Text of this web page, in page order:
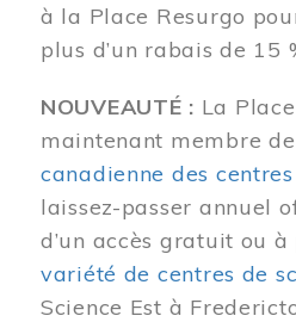
à la Place Resurgo
plus d’un rabais de 15
NOUVEAUTÉ : La
maintenant membre de
canadienne des
laissez-passer annuel
d’un accès gratuit ou
variété de centres de
Science Est à